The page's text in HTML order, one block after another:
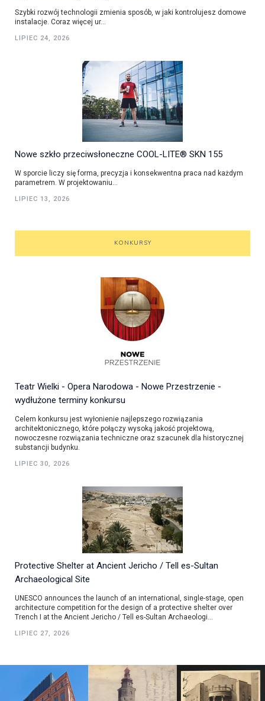
Szybki rozwój technologii zmienia sposób, w jaki kontrolujesz domowe
instalacje. Coraz więcej ur...
LIPIEC 24, 2026
Nowe szkło przeciwsłoneczne COOL-LITE® SKN 155
W sporcie liczy się forma, precyzja i konsekwentna praca nad każdym
parametrem. W projektowaniu...
LIPIEC 13, 2026
KONKURSY
Teatr Wielki - Opera Narodowa - Nowe Przestrzenie -
wydłużone terminy konkursu
Celem konkursu jest wyłonienie najlepszego rozwiązania
architektonicznego, które połączy wysoką jakość projektową,
nowoczesne rozwiązania techniczne oraz szacunek dla historycznej
substancji budynku.
LIPIEC 30, 2026
Protective Shelter at Ancient Jericho / Tell es-Sultan
Archaeological Site
UNESCO announces the launch of an international, single-stage, open
architecture competition for the design of a protective shelter over
Trench I at the Ancient Jericho / Tell es-Sultan Archaeologi...
LIPIEC 27, 2026